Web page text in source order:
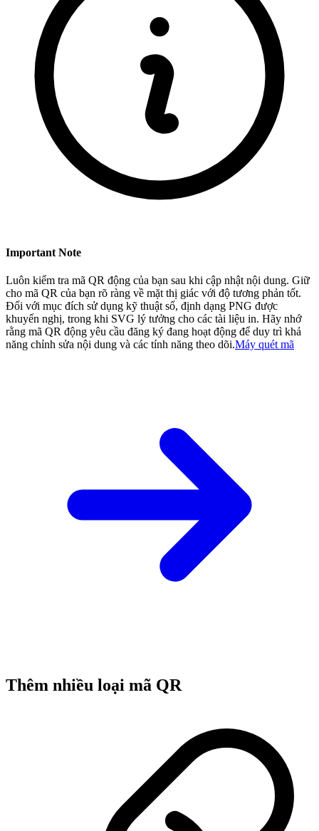
Important Note
Luôn kiểm tra mã QR động của bạn sau khi cập nhật nội dung. Giữ
cho mã QR của bạn rõ ràng về mặt thị giác với độ tương phản tốt.
Đối với mục đích sử dụng kỹ thuật số, định dạng PNG được
khuyến nghị, trong khi SVG lý tưởng cho các tài liệu in. Hãy nhớ
rằng mã QR động yêu cầu đăng ký đang hoạt động để duy trì khả
năng chỉnh sửa nội dung và các tính năng theo dõi.Máy quét mã
Thêm nhiều loại mã QR